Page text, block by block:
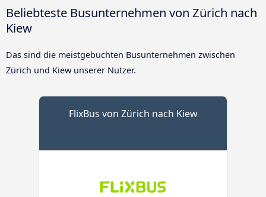
Beliebteste Busunternehmen von Zürich nach
Kiew
Das sind die meistgebuchten Busunternehmen zwischen
Zürich und Kiew unserer Nutzer.
FlixBus von Zürich nach Kiew